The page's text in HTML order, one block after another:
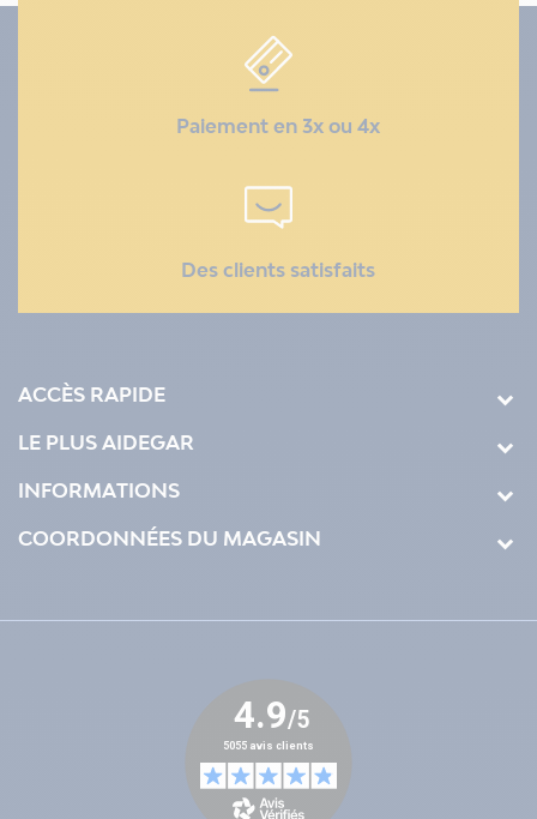
Paiement en 3x ou 4x
Des clients satisfaits
ACCÈS RAPIDE
LE PLUS AIDEGAR
INFORMATIONS
COORDONNÉES DU MAGASIN